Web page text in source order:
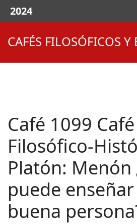
CAFÉS FILOSÓFICOS
Café 1099 Café
Filosófico-
Platón: Menón
puede
buena
2024